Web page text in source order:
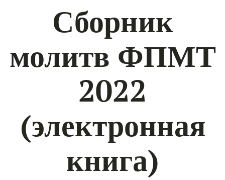
Сборник
молитв ФПМТ
2022
(электронная
книга)